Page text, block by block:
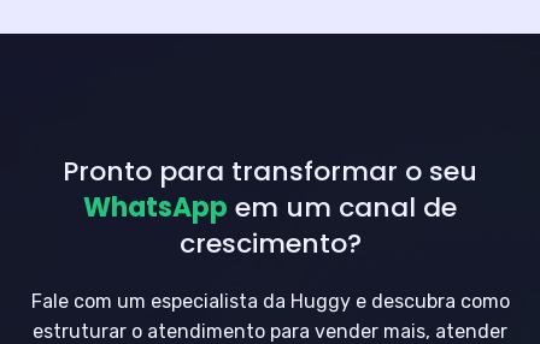
Pronto para transformar o seu
WhatsApp em um canal de
crescimento?
Fale com um especialista da Huggy e descubra como
estruturar o atendimento para vender mais, atender